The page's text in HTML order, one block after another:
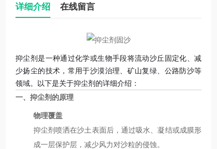
详细介绍 在线留言
抑尘剂是一种通过化学或生物手段将流动沙丘固定化、减
少扬尘的技术，常用于沙漠治理、矿山复绿、公路防沙等
领域。以下是关于抑尘剂的详细介绍：
一、抑尘剂的原理
物理覆盖
抑尘剂喷洒在沙土表面后，通过吸水、凝结或成膜形
成一层保护层，减少风力对沙粒的侵蚀。